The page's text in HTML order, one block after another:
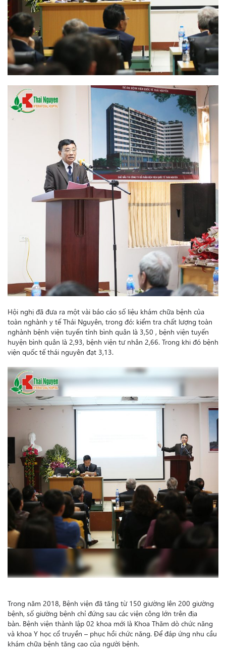
Hội nghị đã đưa ra một vài báo cáo số liệu khám chữa bệnh của
toàn nghành y tế Thái Nguyên, trong đó: kiểm tra chất lượng toàn
nghành bệnh viện tuyến tỉnh bình quân là 3,50 , bệnh viện tuyến
huyện bình quân là 2,93, bệnh viện tư nhân 2,66. Trong khi đó bệnh
viện quốc tế thái nguyên đạt 3,13.
Trong năm 2018, Bệnh viện đã tăng từ 150 giường lên 200 giường
bệnh, số giường bệnh chỉ đứng sau các viện công lớn trên địa
bàn. Bệnh viện thành lập 02 khoa mới là Khoa Thăm dò chức năng
và khoa Y học cổ truyền – phục hồi chức năng. Để đáp ứng nhu cầu
khám chữa bệnh tăng cao của người bệnh.